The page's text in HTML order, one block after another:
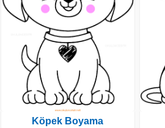
Köpek Boyama